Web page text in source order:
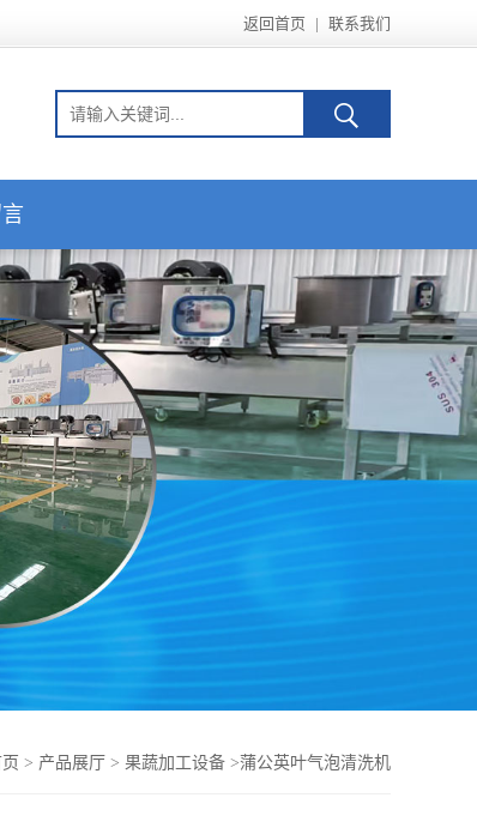
返回首页 | 联系我们
> 产品展厅 > 果蔬加工设备 >蒲公英叶气泡清洗机